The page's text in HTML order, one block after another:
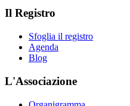
Il Registro
Sfoglia il registro
Agenda
Blog
L'Associazione